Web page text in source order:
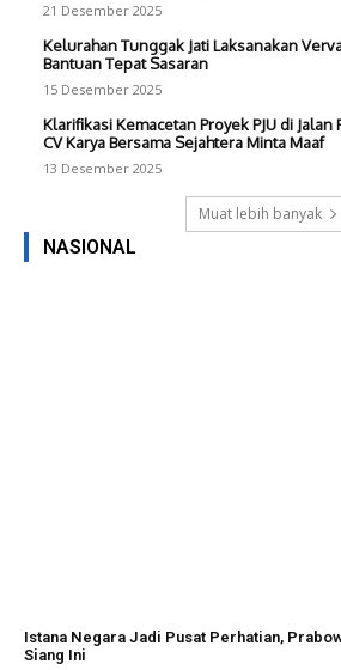
21 Desember 2025
Kelurahan Tunggak Jati Laksanakan
Bantuan Tepat Sasaran
15 Desember 2025
Klarifikasi Kemacetan Proyek PJU di
CV Karya Bersama Sejahtera Minta Maaf
13 Desember 2025
Muat lebih banyak
NASIONAL
Istana Negara Jadi Pusat Perhatian,
Siang Ini